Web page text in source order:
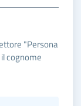
"Persona
cognome